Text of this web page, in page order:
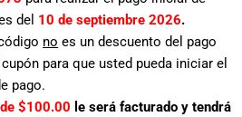
del 10 de septiembre 2026.
no es un descuento del pago
para que usted pueda iniciar el
pago.
$100.00 le será facturado y tendrá